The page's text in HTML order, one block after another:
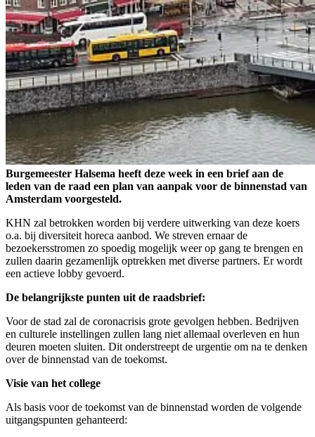
Burgemeester Halsema heeft deze week in een brief aan de
leden van de raad een plan van aanpak voor de binnenstad van
Amsterdam voorgesteld.
KHN zal betrokken worden bij verdere uitwerking van deze koers
o.a. bij diversiteit horeca aanbod. We streven ernaar de
bezoekersstromen zo spoedig mogelijk weer op gang te brengen en
zullen daarin gezamenlijk optrekken met diverse partners. Er wordt
een actieve lobby gevoerd.
De belangrijkste punten uit de raadsbrief:
Voor de stad zal de coronacrisis grote gevolgen hebben. Bedrijven
en culturele instellingen zullen lang niet allemaal overleven en hun
deuren moeten sluiten. Dit onderstreept de urgentie om na te denken
over de binnenstad van de toekomst.
Visie van het college
Als basis voor de toekomst van de binnenstad worden de volgende
uitgangspunten gehanteerd: